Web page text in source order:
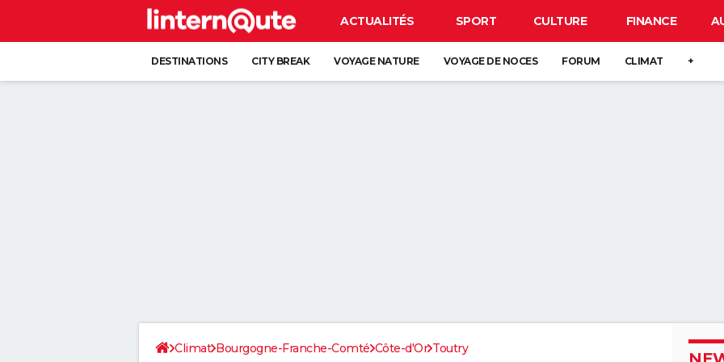
ACTUALITÉS SPORT CULTURE FINANCE
DESTINATIONS CITY BREAK VOYAGE NATURE VOYAGE DE NOCES FORUM CLIMAT +
Climat Bourgogne-Franche-Comté Côte-d'Or Toutry